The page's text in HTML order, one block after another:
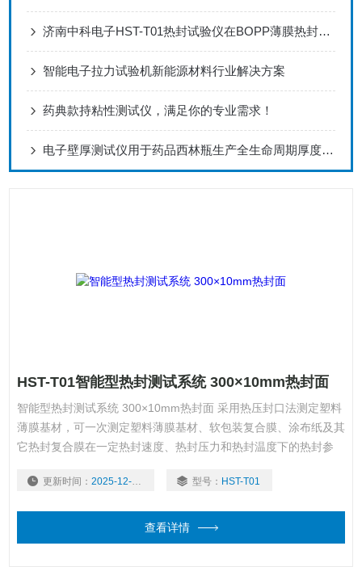
济南中科电子HST-T01热封试验仪在BOPP薄膜热封性能测试中的应用
智能电子拉力试验机新能源材料行业解决方案
药典款持粘性测试仪，满足你的专业需求！
电子壁厚测试仪用于药品西林瓶生产全生命周期厚度监控解决方案
HST-T01智能型热封测试系统 300×10mm热封面
智能型热封测试系统 300×10mm热封面 采用热压封口法测定塑料
薄膜基材，可一次测定塑料薄膜基材、软包装复合膜、涂布纸及其
它热封复合膜在一定热封速度、热封压力和热封温度下的热封参
同的热封性能，其封口工艺参数可能差别很大。使用该设备可准
更新时间： 2025-12-01 型号： HST-T01
查看详情